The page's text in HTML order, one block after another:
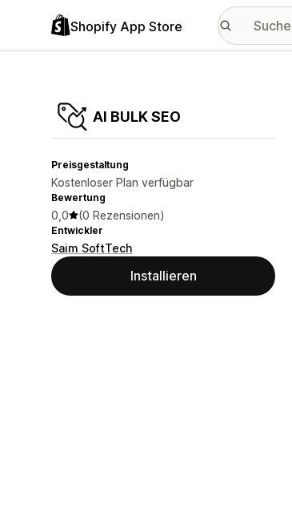
Shopify App Store
AI BULK SEO
Preisgestaltung
Kostenloser Plan verfügbar
Bewertung
0,0 (0 Rezensionen)
Entwickler
Saim SoftTech
Installieren